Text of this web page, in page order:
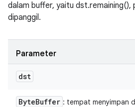
dalam buffer, yaitu
dipanggil.
Parameter
dst
ByteBuffer : tempat menyimpan